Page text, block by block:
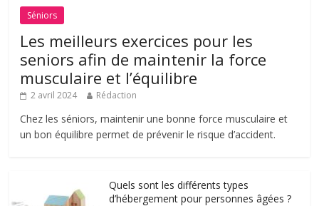
Séniors
Les meilleurs exercices pour les
seniors afin de maintenir la force
musculaire et l’équilibre
2 avril 2024 Rédaction
Chez les séniors, maintenir une bonne force musculaire et
un bon équilibre permet de prévenir le risque d’accident.
Quels sont les différents types
d’hébergement pour personnes âgées ?